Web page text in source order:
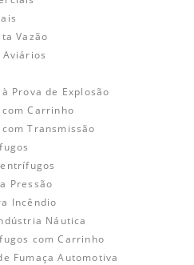
Vazão
Prova de Explosão
Carrinho
Transmissão
Pressão
Incêndio
Náutica
com Carrinho
Fumaça Automotiva